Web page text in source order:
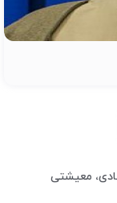
معیشتی